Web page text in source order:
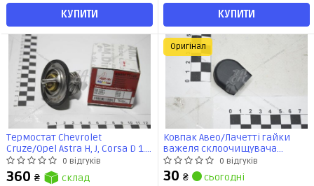
КУПИТИ КУПИТИ
Термостат Chevrolet
Cruze/Opel Astra H, J, Corsa D 1.7
CDTI (07-) (77149) Asam
0 відгуків
360 ₴ склад
Ковпак Авео/Лачетті гайки
важеля склоочищувача
(96262507) GM0 відгуків
30 ₴ сьогодні
Оригінал